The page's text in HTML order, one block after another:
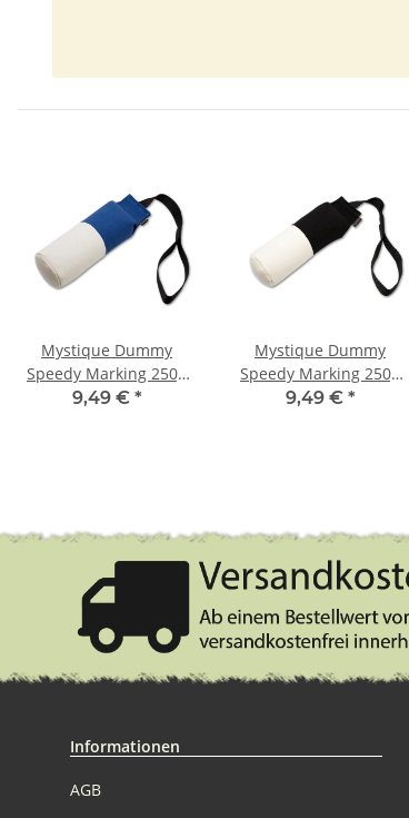
Mystique Dummy
Speedy Marking 250g
weiß / blau
9,49 € *
Mystique Dummy
Speedy Marking 250g
weiß / schwarz
9,49 € *
Informationen
AGB